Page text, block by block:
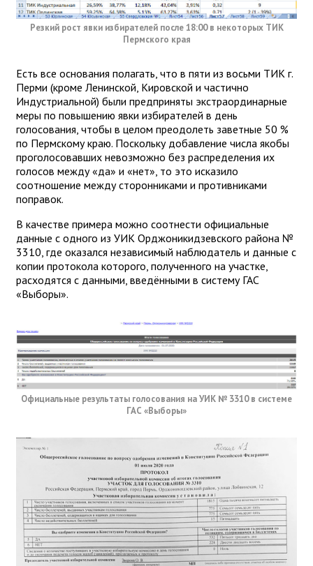
Резкий рост явки избирателей после 18:00 в некоторых ТИК
Пермского края
Есть все основания полагать, что в пяти из восьми ТИК г.
Перми (кроме Ленинской, Кировской и частично
Индустриальной) были предприняты экстраординарные
меры по повышению явки избирателей в день
голосования, чтобы в целом преодолеть заветные 50 %
по Пермскому краю. Поскольку добавление числа якобы
проголосовавших невозможно без распределения их
голосов между «да» и «нет», то это исказило
соотношение между сторонниками и противниками
поправок.
В качестве примера можно соотнести официальные
данные с одного из УИК Орджоникидзевского района №
3310, где оказался независимый наблюдатель и данные с
копии протокола которого, полученного на участке,
расходятся с данными, введёнными в систему ГАС
«Выборы».
Официальные результаты голосования на УИК № 3310 в системе
ГАС «Выборы»